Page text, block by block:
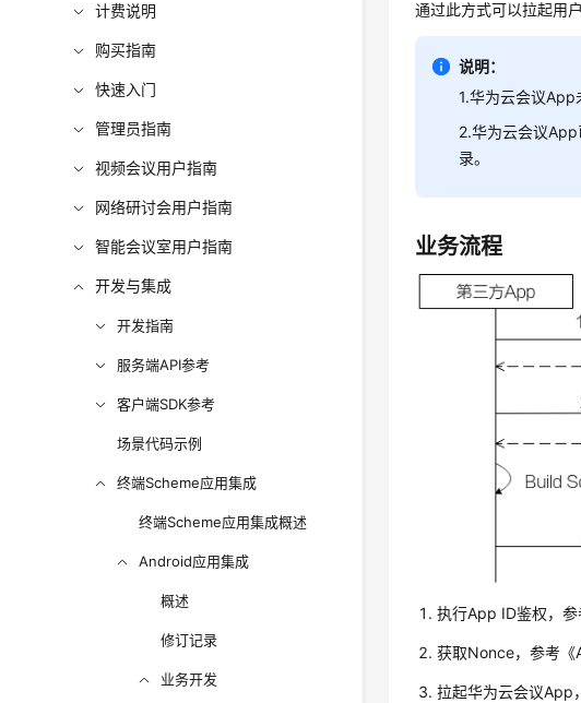
计费说明
购买指南
快速入门
管理员指南
视频会议用户指南
网络研讨会用户指南
智能会议室用户指南
开发与集成
开发指南
服务端API参考
客户端SDK参考
场景代码示例
终端Scheme应用集成
终端Scheme应用集成概述
Android应用集成
概述
修订记录
业务开发
通过此方式可以拉起用
说明：
1.华为云会议App
2.华为云会议
录。
业务流程
执行App ID鉴权，参
获取Nonce，参考《
拉起华为云会议App